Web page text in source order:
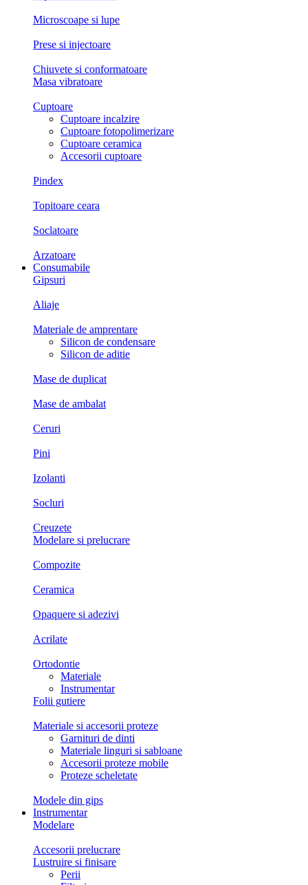
Microscoape si lupe
Prese si injectoare
Chiuvete si conformatoare
Masa vibratoare
Cuptoare
Cuptoare incalzire
Cuptoare fotopolimerizare
Cuptoare ceramica
Accesorii cuptoare
Pindex
Topitoare ceara
Soclatoare
Arzatoare
Consumabile
Gipsuri
Aliaje
Materiale de amprentare
Silicon de condensare
Silicon de aditie
Mase de duplicat
Mase de ambalat
Ceruri
Pini
Izolanti
Socluri
Creuzete
Modelare si prelucrare
Compozite
Ceramica
Opaquere si adezivi
Acrilate
Ortodontie
Materiale
Instrumentar
Folii gutiere
Materiale si accesorii proteze
Garnituri de dinti
Materiale linguri si sabloane
Accesorii proteze mobile
Proteze scheletate
Modele din gips
Instrumentar
Modelare
Accesorii prelucrare
Lustruire si finisare
Perii